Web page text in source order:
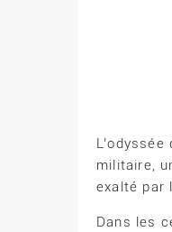
militaire,
exalté par
Dans les